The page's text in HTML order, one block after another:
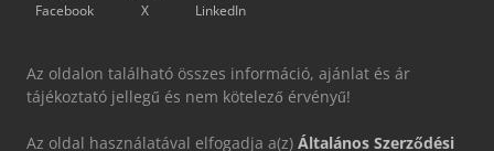
Facebook X LinkedIn
Az oldalon található összes információ, ajánlat és ár
tájékoztató jellegű és nem kötelező érvényű!
Az oldal használatával elfogadja a(z) Általános Szerződési